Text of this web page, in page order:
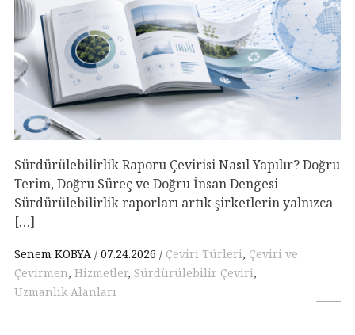
Sürdürülebilirlik Raporu Çevirisi Nasıl Yapılır? Doğru
Terim, Doğru Süreç ve Doğru İnsan Dengesi
Sürdürülebilirlik raporları artık şirketlerin yalnızca
[…]
Senem KOBYA 07.24.2026 Çeviri Türleri, Çeviri ve
Çevirmen, Hizmetler, Sürdürülebilir Çeviri,
Uzmanlık Alanları